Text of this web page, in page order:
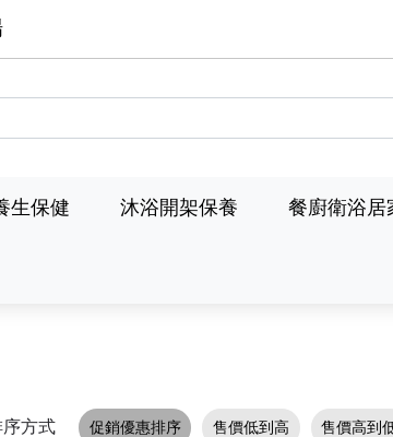
生保健 沐浴開架保養 餐廚衛浴居
序方式 促銷優惠排序 售價低到高 售價高到